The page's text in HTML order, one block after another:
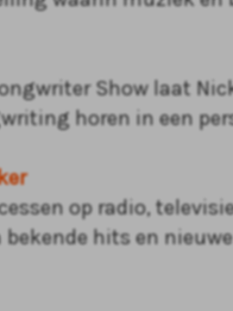
Show laat
horen in een
op radio,
hits en